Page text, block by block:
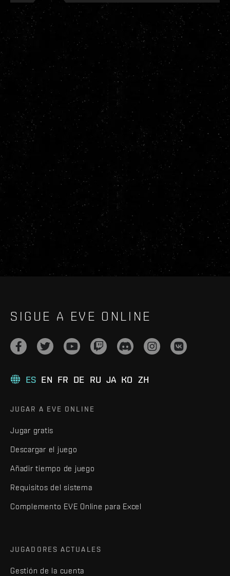
SIGUE A EVE ONLINE
ES EN FR DE RU JA KO ZH
JUGAR A EVE ONLINE
Jugar gratis
Descargar el juego
Añadir tiempo de juego
Requisitos del sistema
Complemento EVE Online para Excel
JUGADORES ACTUALES
Gestión de la cuenta